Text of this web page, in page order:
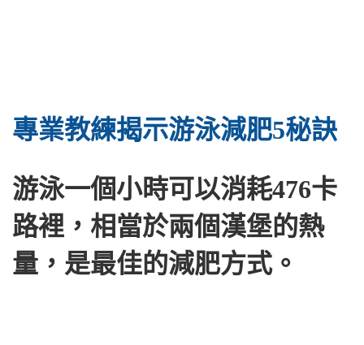
專業教練揭示游泳減肥5秘訣
游泳一個小時可以消耗476卡
路裡，相當於兩個漢堡的熱
量，是最佳的減肥方式。